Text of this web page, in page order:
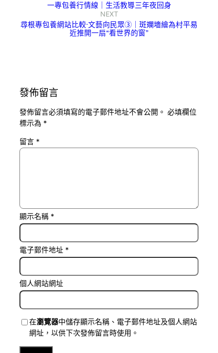
一專包養行情線｜生活教導三年夜回身
NEXT
尋根專包養網站比較·文藝向民眾③｜斑斕墻繪為村平易
近推開一扇“看世界的窗”
發佈留言
發佈留言必須填寫的電子郵件地址不會公開。 必填欄位
標示為 *
留言 *
顯示名稱 *
電子郵件地址 *
個人網站網址
在瀏覽器中儲存顯示名稱、電子郵件地址及個人網站
網址，以供下次發佈留言時使用。